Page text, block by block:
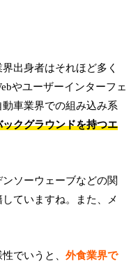
出身者はそれほど多く
やユーザーインターフェ
車業界での組み込み系
ックグラウンドを持つエ
ソーウェーブなどの関
ていますね。また、メ
でいうと、外食業界で